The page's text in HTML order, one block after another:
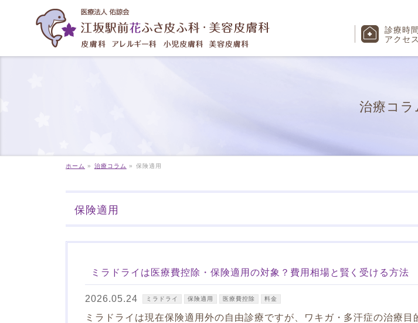
診療時間
アクセス
治療コラ
ホーム » 治療コラム » 保険適用
保険適用
ミラドライは医療費控除・保険適用の対象？費用相場と賢く受ける方法
2026.05.24 ミラドライ 保険適用 医療費控除 料金
ミラドライは現在保険適用外の自由診療ですが、ワキガ・多汗症の治療